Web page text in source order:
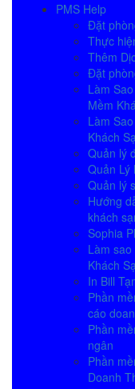
PMS Help
Đặt
Thực
Thêm
Đặt
Làm
Mềm
Làm
Khách
Quản lý
Quản Lý
Quản lý
Hướng
khách
Sophia
Làm
Khách
In Bill
Phần
cáo
Phần
ngân
Phần
Doanh